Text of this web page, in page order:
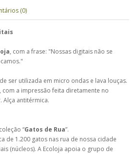
(0)
, com a frase: "Nossas digitais não se
ser utilizada em micro ondas e lava louças.
com a impressão feita diretamente no
Alça antitérmica.
“Gatos de Rua”.
de 1.200 gatos nas rua de nossa cidade
(núcleos). A Ecoloja apoia o grupo de